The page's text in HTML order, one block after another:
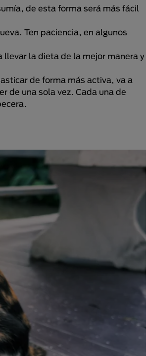
de esta forma será más fácil
Ten paciencia, en algunos
la dieta de la mejor manera y
de forma más activa, va a
de una sola vez. Cada una de